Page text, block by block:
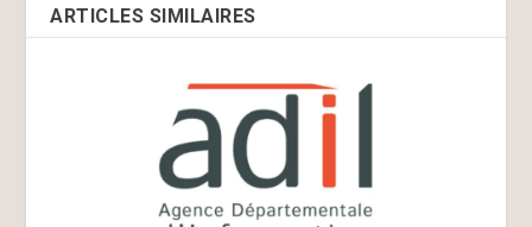
ARTICLES SIMILAIRES